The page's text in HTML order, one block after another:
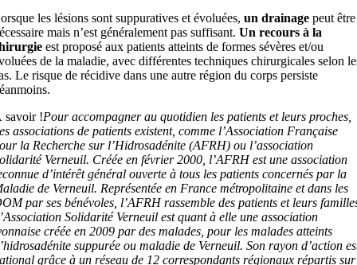
les lésions sont suppuratives et évoluées, un drainagepeut être
mais n’est généralement pas suffisant. Un recours à la
est proposé aux patients atteints de formes sévères et/ou
de la maladie, avec différentes techniques chirurgicales selon
Le risque de récidive dans une autre région du corps persiste
savoir !Pour accompagner au quotidien les patients et leurs proches,
associations de patients existent, comme l’Association Française
la Recherche sur l’Hidrosadénite (AFRH) ou l’association
Verneuil. Créée en février 2000, l’AFRH est une association
d’intérêt général ouverte à tous les patients concernés par la
de Verneuil. Représentée en France métropolitaine et dans les
par ses bénévoles, l’AFRH rassemble des patients et leurs
Solidarité Verneuil est quant à elle une association
créée en 2009 par des malades, pour les malades atteints
suppurée ou maladie de Verneuil. Son rayon d’action
grâce à un réseau de 12 correspondants régionaux répartis sur